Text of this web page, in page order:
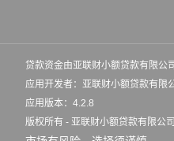
贷款资金由亚联财小额贷款有限公
应用开发者：亚联财小额贷
应用版本：4.2.8 更
版权所有 - 亚联财小额贷款有限公